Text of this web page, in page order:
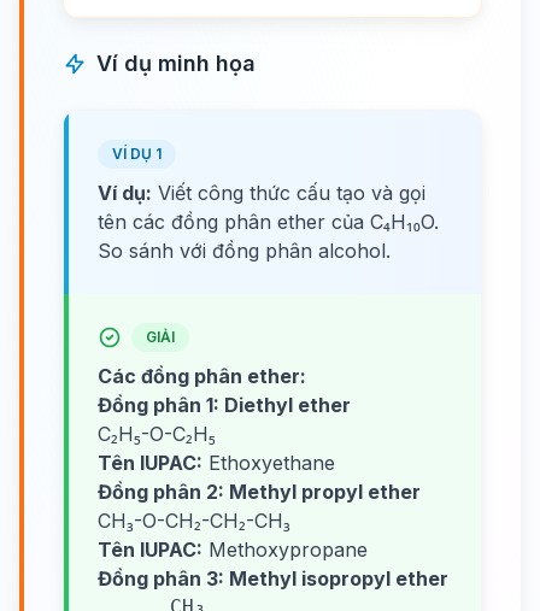
Ví dụ minh họa
VÍ DỤ 1
Ví dụ: Viết công thức cấu tạo và gọi
tên các đồng phân ether của C₄H₁₀O.
So sánh với đồng phân alcohol.
GIẢI
Các đồng phân ether:
Đồng phân 1: Diethyl ether
C₂H₅-O-C₂H₅
Tên IUPAC: Ethoxyethane
Đồng phân 2: Methyl propyl ether
CH₃-O-CH₂-CH₂-CH₃
Tên IUPAC: Methoxypropane
Đồng phân 3: Methyl isopropyl ether